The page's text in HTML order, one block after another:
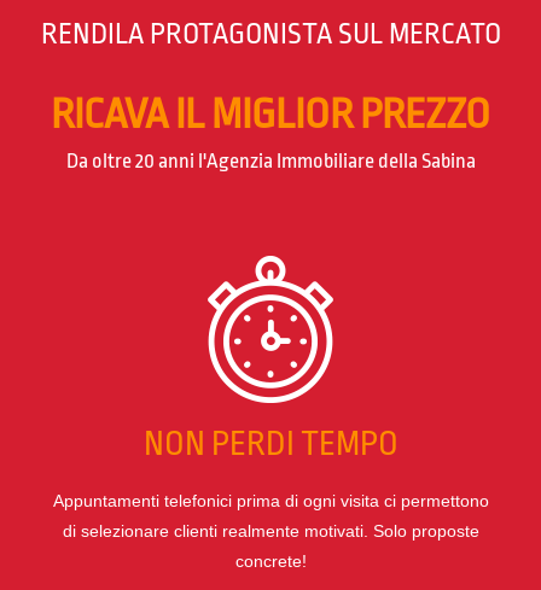
RENDILA PROTAGONISTA SUL MERCATO
RICAVA IL MIGLIOR PREZZO
Da oltre 20 anni l'Agenzia Immobiliare della Sabina
NON PERDI TEMPO
Appuntamenti telefonici prima di ogni visita ci permettono
di selezionare clienti realmente motivati. Solo proposte
concrete!